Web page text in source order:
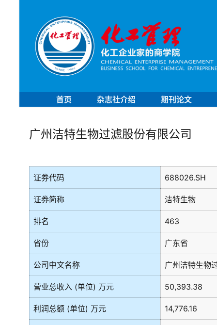
首页 杂志社介绍 期刊论文
广州洁特生物过滤股份有限公司
证券代码 688026.SH
证券简称 洁特生物
排名 463
省份 广东省
公司中文名称 广州洁特生物
营业总收入 (单位) 万元 50,393.38
利润总额 (单位) 万元 14,776.16